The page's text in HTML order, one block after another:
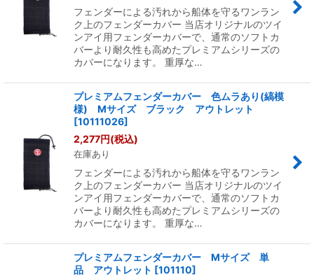
フェンダーによる汚れから船体を守るワンラン
ク上のフェンダーカバー 当店オリジナルのツイ
ンアイ用フェンダーカバーで、通常のソフトカ
バーより耐久性も高めたプレミアムシリーズの
カバーになります。 重厚な…
プレミアムフェンダーカバー 色ムラあり(縞模
様) Mサイズ ブラック アウトレット
[10111026]
2,277円(税込)
在庫あり
フェンダーによる汚れから船体を守るワンラン
ク上のフェンダーカバー 当店オリジナルのツイ
ンアイ用フェンダーカバーで、通常のソフトカ
バーより耐久性も高めたプレミアムシリーズの
カバーになります。 重厚な…
プレミアムフェンダーカバー Mサイズ 単
品 アウトレット [101110]